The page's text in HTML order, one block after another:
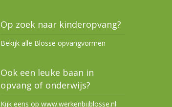
Op zoek naar kinderopvang?
Bekijk alle Blosse opvangvormen
Ook een leuke baan in
opvang of onderwijs?
Kijk eens op www.werkenbijblosse.nl